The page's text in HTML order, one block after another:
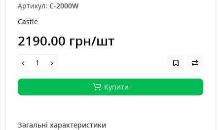
Артикул: C-2000W
Castle
2190.00 грн/шт
Купити
Загальні характеристики